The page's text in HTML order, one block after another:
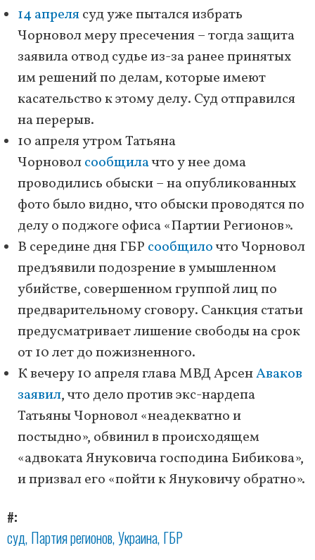
14 апрелясуд уже пытался избрать
Чорновол меру пресечения – тогда защита
заявила отвод судье из-за ранее принятых
им решений по делам, которые имеют
касательство к этому делу. Суд отправился
на перерыв.
10 апреля утром Татьяна
Чорноволсообщилачто у нее дома
проводились обыски – на опубликованных
фото было видно, что обыски проводятся по
делу о поджоге офиса «Партии Регионов».
В середине дня ГБР сообщилочто Чорновол
предъявили подозрение в умышленном
убийстве, совершенном группой лиц по
предварительному сговору. Санкция статьи
предусматривает лишение свободы на срок
от 10 лет до пожизненного.
К вечеру 10 апреля глава МВД АрсенАваков
заявил, что дело против экс-нардепа
Татьяны Чорновол «неадекватно и
постыдно», обвинил в происходящем
«адвоката Януковича господина Бибикова»,
и призвал его «пойти к Януковичу обратно».
#
суд Партия регионов Украина ГБР